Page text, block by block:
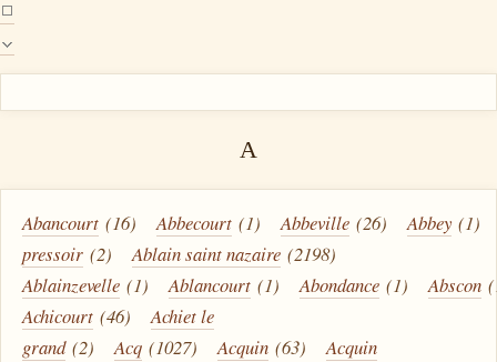
A
Abancourt (16) Abbecourt (1) Abbeville (26) Abbey (1)
pressoir (2) Ablain saint nazaire (2198)
Ablainzevelle (1) Ablancourt (1) Abondance (1) Abscon
Achicourt (46)
Achiet le
grand (2) Acq (1027) Acquin (63)
Acquin